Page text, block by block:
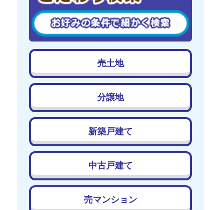
売土地
分譲地
新築戸建て
中古戸建て
売マンション